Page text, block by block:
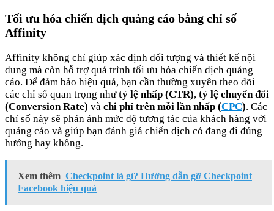
Tối ưu hóa chiến dịch quảng cáo bằng chỉ số
Affinity
Affinity không chỉ giúp xác định đối tượng và thiết kế nội
dung mà còn hỗ trợ quá trình tối ưu hóa chiến dịch quảng
cáo. Để đảm bảo hiệu quả, bạn cần thường xuyên theo dõi
các chỉ số quan trọng nhưtỷ lệ nhấp (CTR), tỷ lệ chuyển đổi
(Conversion Rate) và chi phí trên mỗi lần nhấp (CPC). Các
chỉ số này sẽ phản ánh mức độ tương tác của khách hàng với
quảng cáo và giúp bạn đánh giá chiến dịch có đang đi đúng
hướng hay không.
Xem thêm Checkpoint là gì? Hướng dẫn gỡ Checkpoint
Facebook hiệu quả